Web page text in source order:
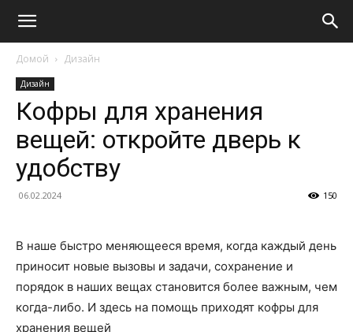
Домой Дизайн
Дизайн
Кофры для хранения
вещей: откройте дверь к
удобству
06.02.2024 150
В наше быстро меняющееся время, когда каждый день
приносит новые вызовы и задачи, сохранение и
порядок в наших вещах становится более важным, чем
когда-либо. И здесь на помощь приходят кофры для
хранения вещей